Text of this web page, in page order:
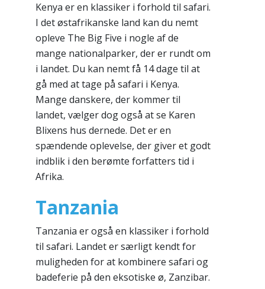
Kenya er en klassiker i forhold til safari.
I det østafrikanske land kan du nemt
opleve The Big Five i nogle af de
mange nationalparker, der er rundt om
i landet. Du kan nemt få 14 dage til at
gå med at tage på safari i Kenya.
Mange danskere, der kommer til
landet, vælger dog også at se Karen
Blixens hus dernede. Det er en
spændende oplevelse, der giver et godt
indblik i den berømte forfatters tid i
Afrika.
Tanzania
Tanzania er også en klassiker i forhold
til safari. Landet er særligt kendt for
muligheden for at kombinere safari og
badeferie på den eksotiske ø, Zanzibar.